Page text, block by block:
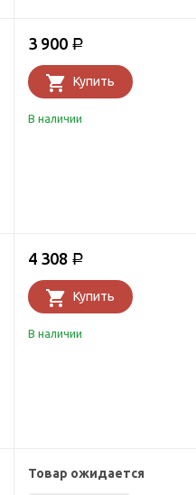
3 900 Р
Купить
В наличии
4 308 Р
Купить
В наличии
Товар ожидается